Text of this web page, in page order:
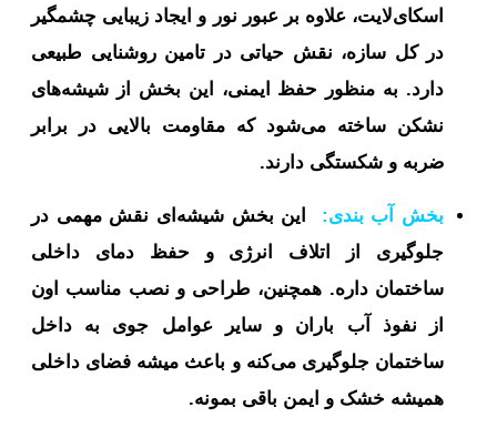
اسکای‌لایت، علاوه بر عبور نور و ایجاد زیبایی چشمگیر
در کل سازه، نقش حیاتی در تامین روشنایی طبیعی
دارد. به منظور حفظ ایمنی، این بخش از شیشه‌های
نشکن ساخته می‌شود که مقاومت بالایی در برابر
ضربه و شکستگی دارند.
بخش آب بندی:
این بخش شیشه‌ای نقش مهمی در
جلوگیری از اتلاف انرژی و حفظ دمای داخلی
ساختمان داره. همچنین، طراحی و نصب مناسب اون
از نفوذ آب باران و سایر عوامل جوی به داخل
ساختمان جلوگیری می‌کنه و باعث میشه فضای داخلی
همیشه خشک و ایمن باقی بمونه.